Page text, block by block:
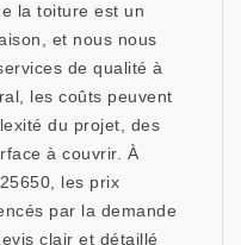
la toiture est un
et nous nous
de qualité à
les coûts peuvent
du projet, des
à couvrir. À
les prix
par la demande
clair et détaillé